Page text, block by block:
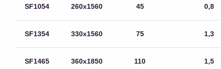
SF1054 260х1560 45 0,8
SF1354 330х1560 75 1,3
SF1465 360х1850 110 1,5